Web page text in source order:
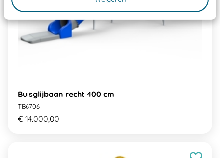
Buisglijbaan recht 400 cm
TB6706
€ 14.000,00